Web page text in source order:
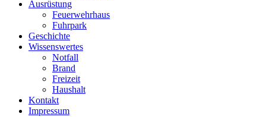
Ausrüstung
Feuerwehrhaus
Fuhrpark
Geschichte
Wissenswertes
Notfall
Brand
Freizeit
Haushalt
Kontakt
Impressum